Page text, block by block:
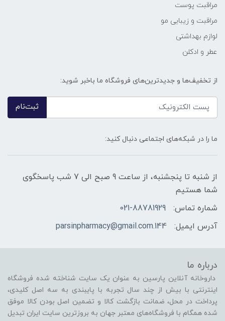
مراقبت پوست
مراقبت و زیبایی مو
لوازم بهداشتی
عطر و ادکلن
از تخفیف‌ها و جدیدترین‌های فروشگاه ما باخبر شوید:
ثبت‌نام
ما را در شبکه‌های اجتماعی دنبال کنید:
از شنبه تا پنجشنبه، از ساعت 9 صبح الی 7 شب پاسخگوی
شما هستیم
شماره تماس:
021-88781929
آدرس ایمیل:
144.parsinpharmacy@gmail.com
درباره ما
داروخانه آنلاین پارسین به عنوان یک سایت شناخته شده فروشگاه
اینترنتی با بیش از چند سال تجربه با پایبندی به سه اصل کلیدی،
پرداخت در محل، ضمانت بازگشت کالا و تضمین اصل بودن کالا موفق
شده همگام با فروشگاه‌های معتبر جهان به بروزترین سایت ایران تبدیل